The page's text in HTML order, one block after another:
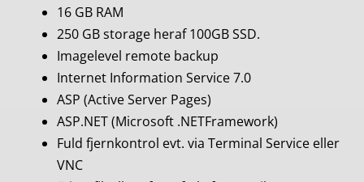
16 GB RAM
250 GB storage heraf 100GB SSD.
Imagelevel remote backup
Internet Information Service 7.0
ASP (Active Server Pages)
ASP.NET (Microsoft .NETFramework)
Fuld fjernkontrol evt. via Terminal Service eller
VNC